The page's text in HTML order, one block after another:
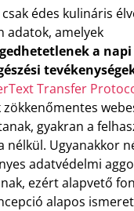
édes kulináris
adatok, amelyek
a napi
Transfer
zökkenőmentes
gyakran a
nélkül. Ugyanakkor
adatvédelmi
ezért alapvető
alapos